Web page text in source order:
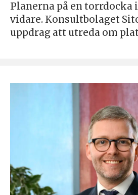
Planerna på en torrdocka
vidare. Konsultbolaget
uppdrag att utreda om